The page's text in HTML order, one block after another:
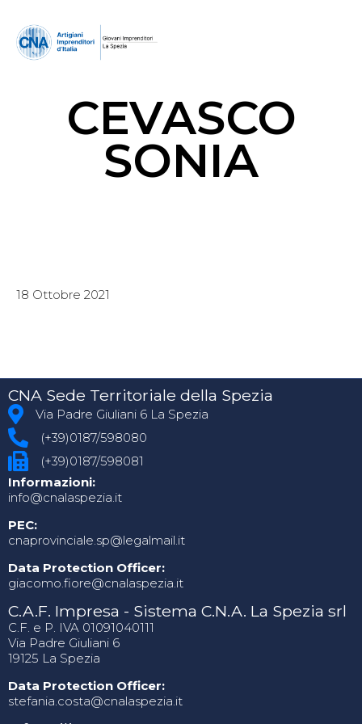
CEVASCO
SONIA
18 Ottobre 2021
CNA Sede Territoriale della Spezia
Via Padre Giuliani 6 La Spezia
(+39)0187/598080
(+39)0187/598081
Informazioni:
info@cnalaspezia.it
PEC:
cnaprovinciale.sp@legalmail.it
Data Protection Officer:
giacomo.fiore@cnalaspezia.it
C.A.F. Impresa - Sistema C.N.A. La Spezia srl
C.F. e P. IVA 01091040111
Via Padre Giuliani 6
19125 La Spezia
Data Protection Officer:
stefania.costa@cnalaspezia.it